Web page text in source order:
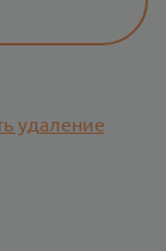
удаление